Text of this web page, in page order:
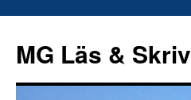
innehåll
MG Läs & Skriv